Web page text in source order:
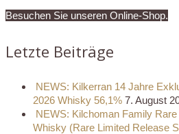
Besuchen Sie unseren Online-Shop.
Letzte Beiträge
NEWS: Kilkerran 14 Jahre
2026 Whisky 56,1% 7. August
NEWS: Kilchoman Family
Whisky (Rare Limited Release